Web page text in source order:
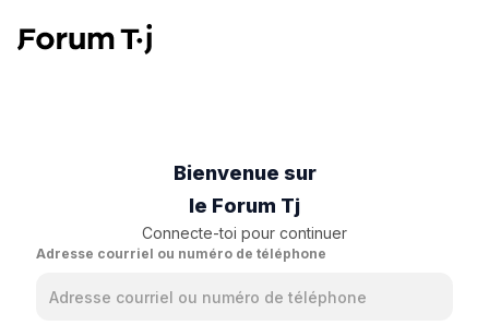
Bienvenue sur
le Forum Tj
Connecte-toi pour continuer
Adresse courriel ou numéro de téléphone